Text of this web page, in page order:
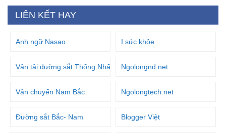
LIÊN KẾT HAY
Anh ngữ Nasao I sức khỏe
Vận tải đường sắt Thống Nhất Ngolongnd.net
Vận chuyển Nam Bắc Ngolongtech.net
Đường sắt Bắc- Nam Blogger Việt